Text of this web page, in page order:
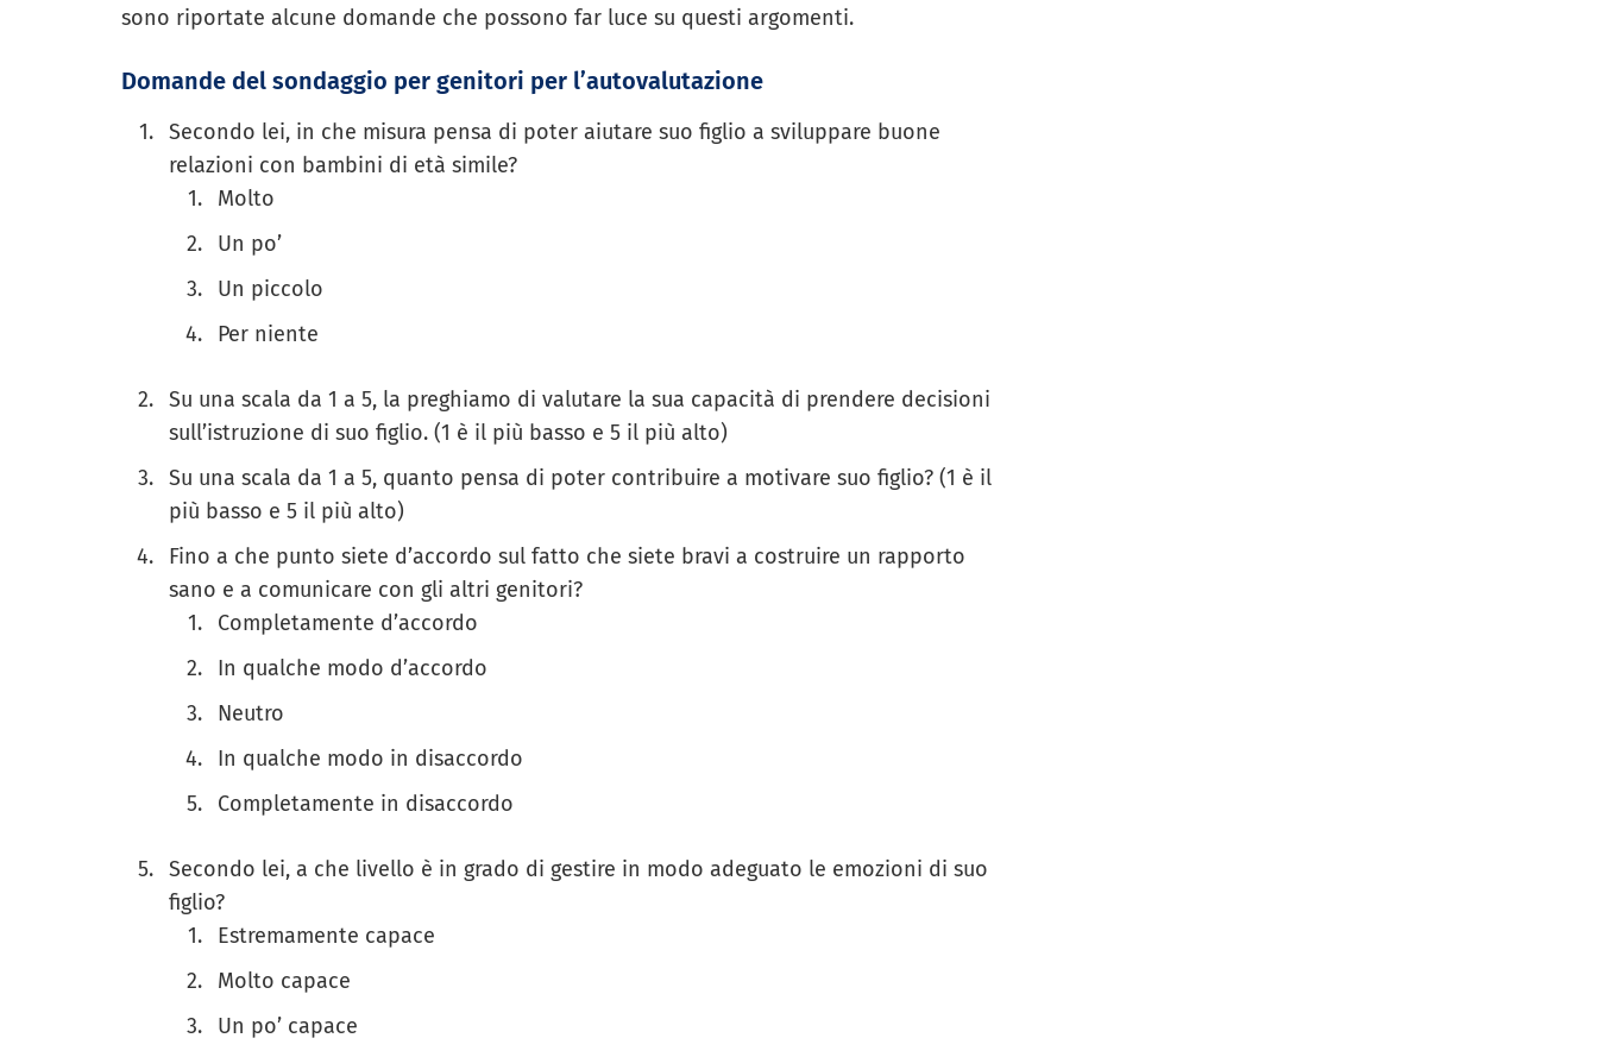
sono riportate alcune domande che possono far luce su questi argomenti.
Domande del sondaggio per genitori per l’autovalutazione
Secondo lei, in che misura pensa di poter aiutare suo figlio a sviluppare buone
relazioni con bambini di età simile?
Molto
Un po’
Un piccolo
Per niente
Su una scala da 1 a 5, la preghiamo di valutare la sua capacità di prendere decisioni
sull’istruzione di suo figlio. (1 è il più basso e 5 il più alto)
Su una scala da 1 a 5, quanto pensa di poter contribuire a motivare suo figlio? (1 è il
più basso e 5 il più alto)
Fino a che punto siete d’accordo sul fatto che siete bravi a costruire un rapporto
sano e a comunicare con gli altri genitori?
Completamente d’accordo
In qualche modo d’accordo
Neutro
In qualche modo in disaccordo
Completamente in disaccordo
Secondo lei, a che livello è in grado di gestire in modo adeguato le emozioni di suo
figlio?
Estremamente capace
Molto capace
Un po’ capace